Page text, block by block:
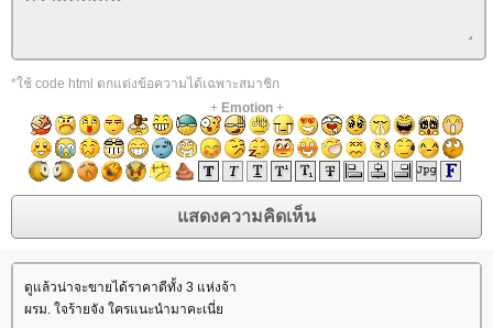
*ใช้ code html ตกแต่งข้อความได้เฉพาะสมาชิก
+ Emotion+
ดูแล้วน่าจะขายได้ราคาดีทั้ง 3 แห่งจ้า
ผรม. ใจร้ายจัง ใครแนะนำมาคะเนี่ย